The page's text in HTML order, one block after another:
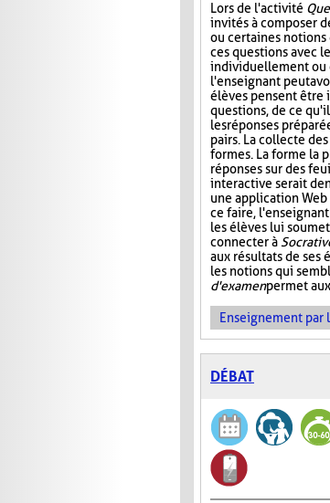
Lors de l'activité
invités à composer
ou certaines notions
ces questions avec
individuellement ou
l'enseignant peut
élèves pensent être
questions, de ce
les réponses
pairs. La collecte
formes. La forme la
réponses sur des
interactive serait de
une application
ce faire,
les élèves lui
connecter à
aux résultats de ses
les notions qui
d'examenpermet
Enseignement par
DÉBAT